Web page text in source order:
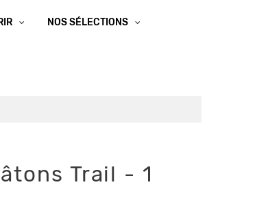
NOS SÉLECTIONS
Trail - 1